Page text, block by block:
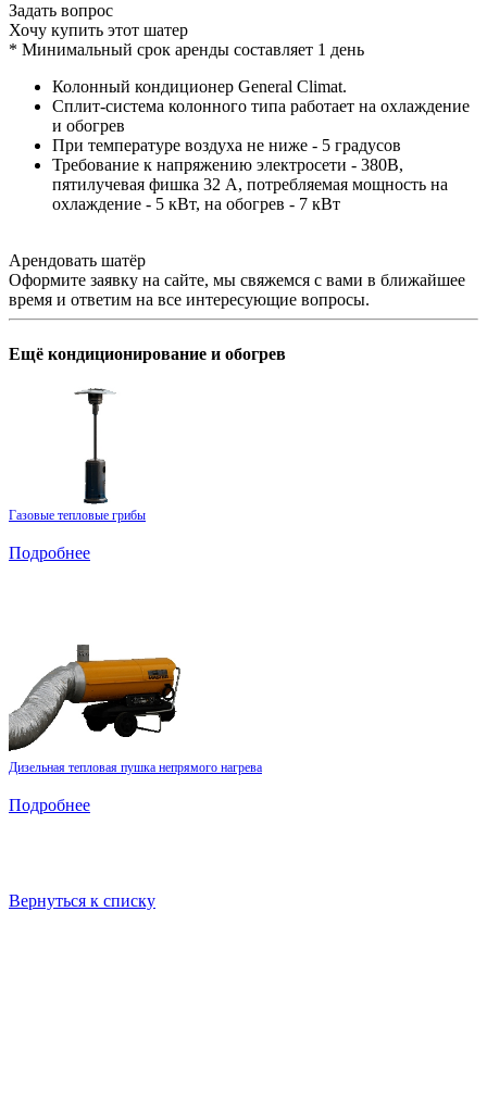
Задать вопрос
Хочу купить этот шатер
* Минимальный срок аренды составляет 1 день
Колонный кондиционер General Climat.
Сплит-система колонного типа работает на охлаждение
и обогрев
При температуре воздуха не ниже - 5 градусов
Требование к напряжению электросети - 380В,
пятилучевая фишка 32 А, потребляемая мощность на
охлаждение - 5 кВт, на обогрев - 7 кВт
Арендовать шатёр
Оформите заявку на сайте, мы свяжемся с вами в ближайшее
время и ответим на все интересующие вопросы.
Ещё кондиционирование и обогрев
Газовые тепловые грибы
Подробнее
Дизельная тепловая пушка непрямого нагрева
Подробнее
Вернуться к списку